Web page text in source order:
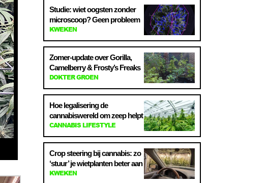
Studie: wiet oogsten zonder
microscoop? Geen probleem
KWEKEN
Zomer-update over Gorilla,
Camelberry & Frosty’s Freaks
DOKTER GROEN
Hoe legalisering de
cannabiswereld om zeep helpt
CANNABIS LIFESTYLE
Crop steering bij cannabis: zo
‘stuur’ je wietplanten beter aan
KWEKEN